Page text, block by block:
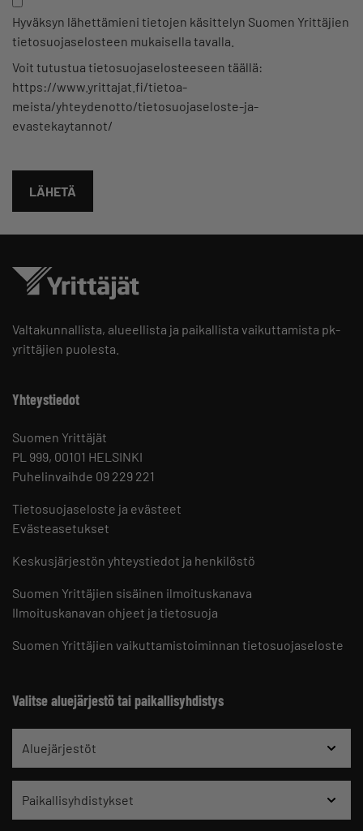
Hyväksyn lähettämieni tietojen käsittelyn Suomen Yrittäjien
tietosuojaselosteen mukaisella tavalla.
Voit tutustua tietosuojaselosteeseen täällä:
https://www.yrittajat.fi/tietoa-
meista/yhteydenotto/tietosuojaseloste-ja-
evastekaytannot/
Valtakunnallista, alueellista ja paikallista vaikuttamista pk-
yrittäjien puolesta.
Yhteystiedot
Suomen Yrittäjät
PL 999, 00101 HELSINKI
Puhelinvaihde 09 229 221
Tietosuojaseloste ja evästeet
Evästeasetukset
Keskusjärjestön yhteystiedot ja henkilöstö
Suomen Yrittäjien sisäinen ilmoituskanava
Ilmoituskanavan ohjeet ja tietosuoja
Suomen Yrittäjien vaikuttamistoiminnan tietosuojaseloste
Valitse aluejärjestö tai paikallisyhdistys
Aluejärjestöt
Paikallisyhdistykset